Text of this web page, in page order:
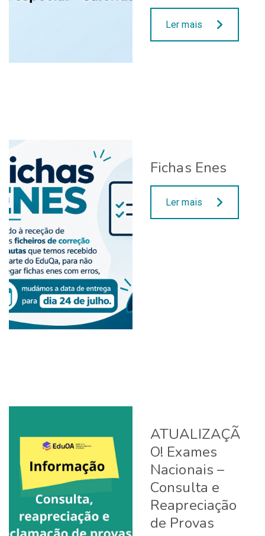
Ler mais
Fichas Enes
Ler mais
ATUALIZAÇÃ
O! Exames
Nacionais –
Consulta e
Reapreciação
de Provas